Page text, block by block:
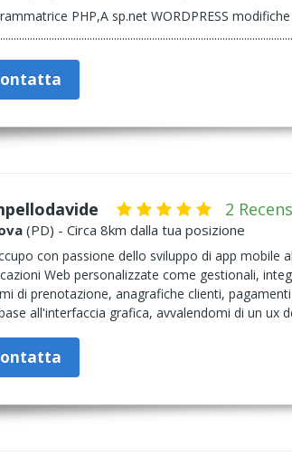
PHP,A sp.net WORDPRESS
2
(PD) - Circa 8km dalla tua posizione
con passione dello sviluppo di app mobile
Web personalizzate come gestionali,
di prenotazione, anagrafiche clienti,
all'interfaccia grafica, avvalendomi di un ux